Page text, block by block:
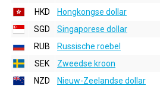
HKD
Hongkongse dollar
SGD
Singaporese dollar
RUB
Russische roebel
SEK
Zweedse kroon
NZD
Nieuw-Zeelandse dollar